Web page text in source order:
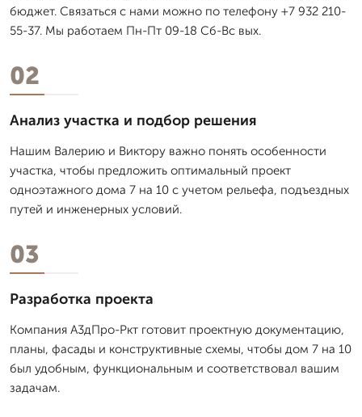
бюджет. Связаться с нами можно по телефону +7 932 210-
55-37. Мы работаем Пн-Пт 09-18 Сб-Вс вых.
02
Анализ участка и подбор решения
Нашим Валерию и Виктору важно понять особенности
участка, чтобы предложить оптимальный проект
одноэтажного дома 7 на 10 с учетом рельефа, подъездных
путей и инженерных условий.
03
Разработка проекта
Компания А3дПро-Ркт готовит проектную документацию,
планы, фасады и конструктивные схемы, чтобы дом 7 на 10
был удобным, функциональным и соответствовал вашим
задачам.